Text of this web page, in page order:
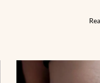
conséquences ne sont
douce, efficace et sans
dans le muscle masséter.